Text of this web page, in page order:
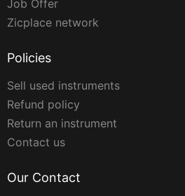
Job Offer
Zicplace network
Policies
Sell used instruments
Refund policy
Return an instrument
Contact us
Our Contact